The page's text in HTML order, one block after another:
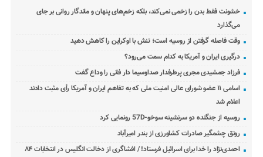
خشونت فقط بدن را زخمی نمی‌کند، بلکه زخم‌های پنهان و ماندگار روانی بر جای
می‌گذارد
وقت فاصله گرفتن از روسیه است؛ تنش با اوکراین را کاهش دهید
درگیری ایران و آمریکا به کدام سمت می‌رود؟
فرزاد جمشیدی مجری پرطرفدار صداوسیما دار فانی را وداع گفت
اسامی ۱۱ عضو شورای عالی امنیت ملی که به تفاهم ایران و آمریکا رأی مثبت دادند
اعلام شد
روسیه از جنگنده دو سرنشینه سوخو-57D رونمایی کرد
رونق چشمگیر صادرات کشاورزی از بندر امیرآباد
احمدی‌نژاد را خدا برای اسرائیل فرستاد! / افشاگری از دخالت انگلیس در انتخابات ۸۴